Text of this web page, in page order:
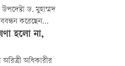
উপদেষ্টা ড. মুহাম্মদ
করেছেন
হলো না,
অধিকারীর